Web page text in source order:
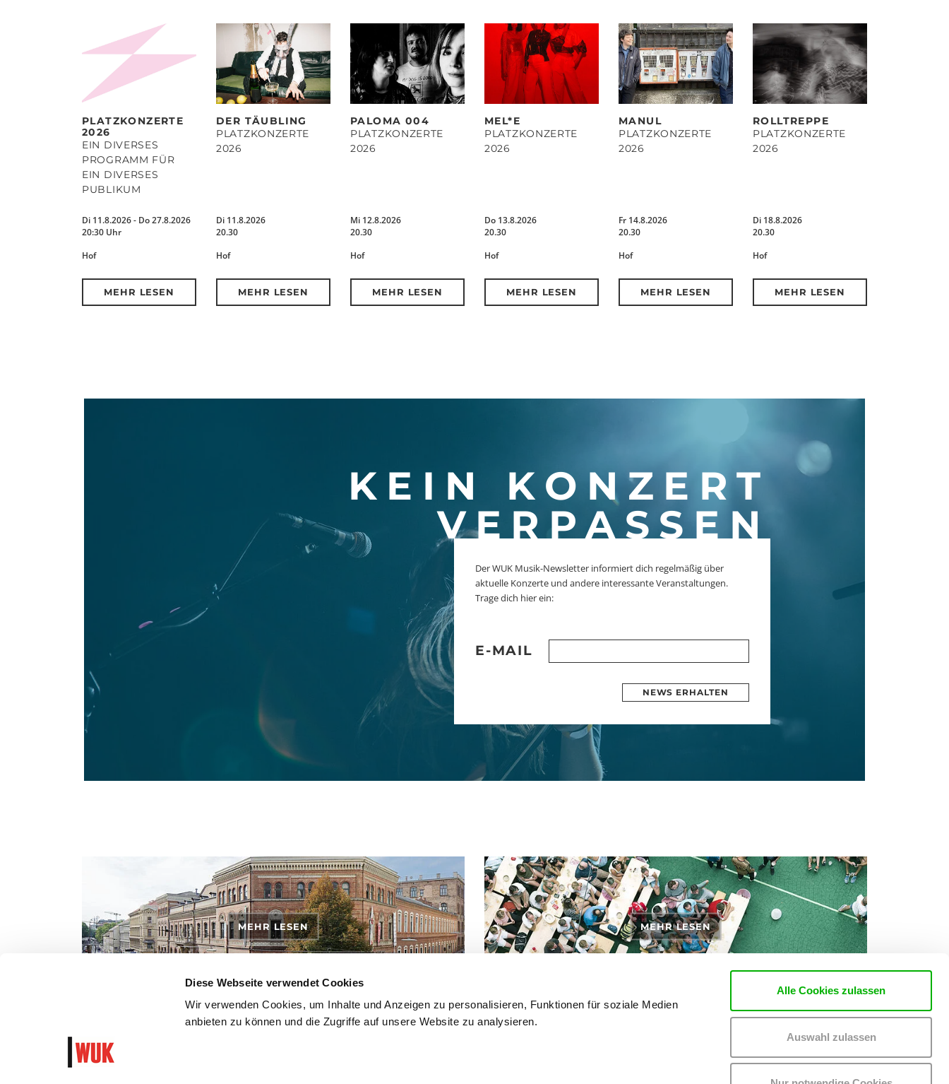
Diese Webseite verwendet Cookies
Wir verwenden Cookies, um Inhalte und Anzeigen zu personalisieren, Funktionen für soziale Medien
anbieten zu können und die Zugriffe auf unsere Website zu analysieren.
Alle Cookies zulassen
Auswahl zulassen
PLATZKONZERTE
2026
EIN DIVERSES
PROGRAMM FÜR
EIN DIVERSES
PUBLIKUM
Di 11.8.2026 - Do 27.8.2026
20:30 Uhr
Hof
MEHR LESEN
DER TÄUBLING
PLATZKONZERTE
2026
Di 11.8.2026
20.30
Hof
MEHR LESEN
PALOMA 004
PLATZKONZERTE
2026
Mi 12.8.2026
20.30
Hof
MEHR LESEN
MEL*E
PLATZKONZERTE
2026
Do 13.8.2026
20.30
Hof
MEHR LESEN
MANUL
PLATZKONZERTE
2026
Fr 14.8.2026
20.30
Hof
MEHR LESEN
ROLLTREPPE
PLATZKONZERTE
2026
Di 18.8.2026
20.30
Hof
MEHR LESEN
KEIN KONZERT
VERPASSEN
Der WUK Musik-Newsletter informiert dich regelmäßig über
aktuelle Konzerte und andere interessante Veranstaltungen.
Trage dich hier ein:
E-MAIL
NEWS ERHALTEN
MEHR LESEN
So kommst du mit den öffentlichen Verkehrsmitteln, zu Fuß, mit dem Fahrrad oder mit
MEHR LESEN
Häufig gestellte Fragen und Antworten zu den Themen Tickets, Konzerte und Partys